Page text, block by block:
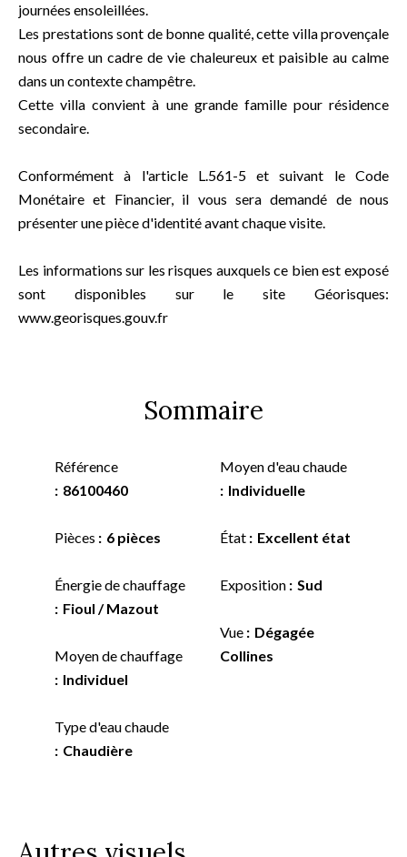
journées ensoleillées.
Les prestations sont de bonne qualité, cette villa provençale
nous offre un cadre de vie chaleureux et paisible au calme
dans un contexte champêtre.
Cette villa convient à une grande famille pour résidence
secondaire.
Conformément à l'article L.561-5 et suivant le Code
Monétaire et Financier, il vous sera demandé de nous
présenter une pièce d'identité avant chaque visite.
Les informations sur les risques auxquels ce bien est exposé
sont disponibles sur le site Géorisques:
www.georisques.gouv.fr
Sommaire
Référence
86100460
Pièces 6 pièces
Énergie de chauffage
Fioul / Mazout
Moyen de chauffage
Individuel
Type d'eau chaude
Chaudière
Moyen d'eau chaude
Individuelle
État Excellent état
Exposition Sud
Vue
Dégagée
Collines